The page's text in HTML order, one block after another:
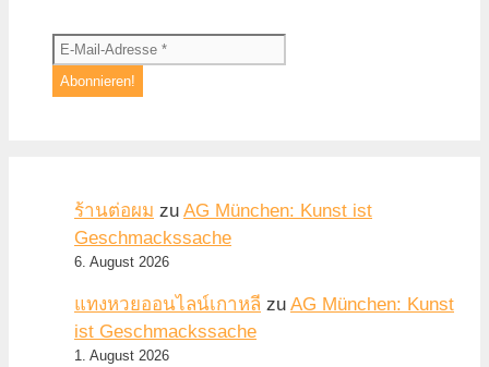
ร้านต่อผม zu AG München: Kunst ist
Geschmackssache
6. August 2026
แทงหวยออนไลน์เกาหลี zu AG München: Kunst
ist Geschmackssache
1. August 2026